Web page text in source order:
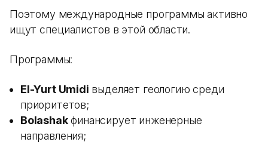
Поэтому международные программы активно
ищут специалистов в этой области.
Программы:
El-Yurt Umidi выделяет геологию среди
приоритетов;
Bolashakфинансирует инженерные
направления;